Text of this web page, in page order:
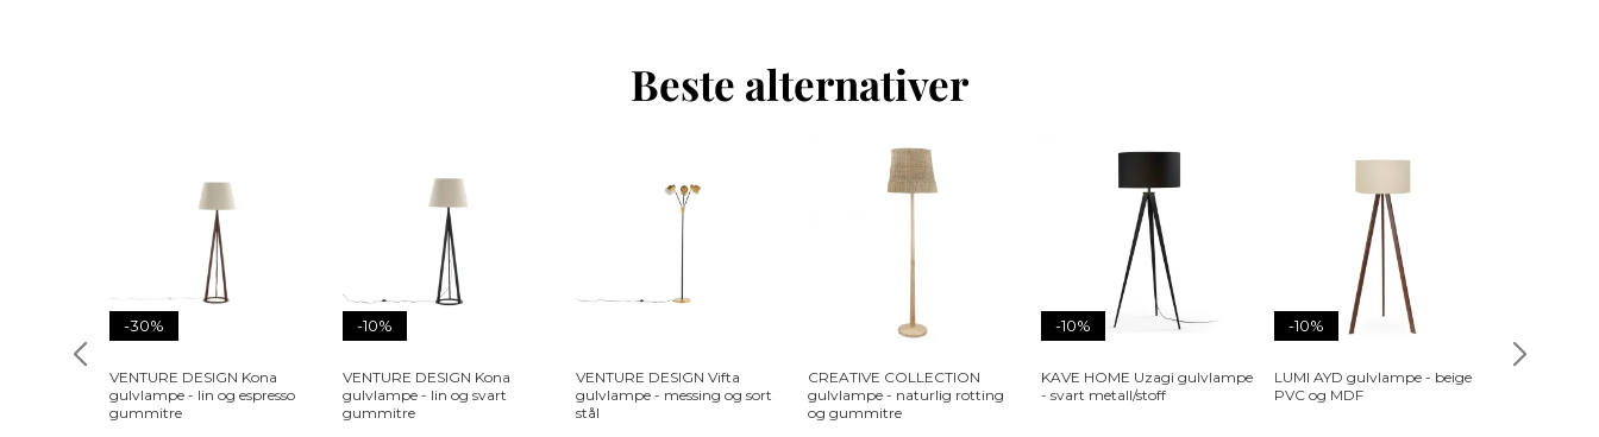
Beste alternativer
-30%
VENTURE DESIGN Kona
gulvlampe - lin og espresso
gummitre
-10%
VENTURE DESIGN Kona
gulvlampe - lin og svart
gummitre
VENTURE DESIGN Vifta
gulvlampe - messing og sort
stål
CREATIVE COLLECTION
gulvlampe - naturlig rotting
og gummitre
-10%
KAVE HOME Uzagi gulvlampe
- svart metall/stoff
-10%
LUMI AYD gulvlampe - beige
PVC og MDF